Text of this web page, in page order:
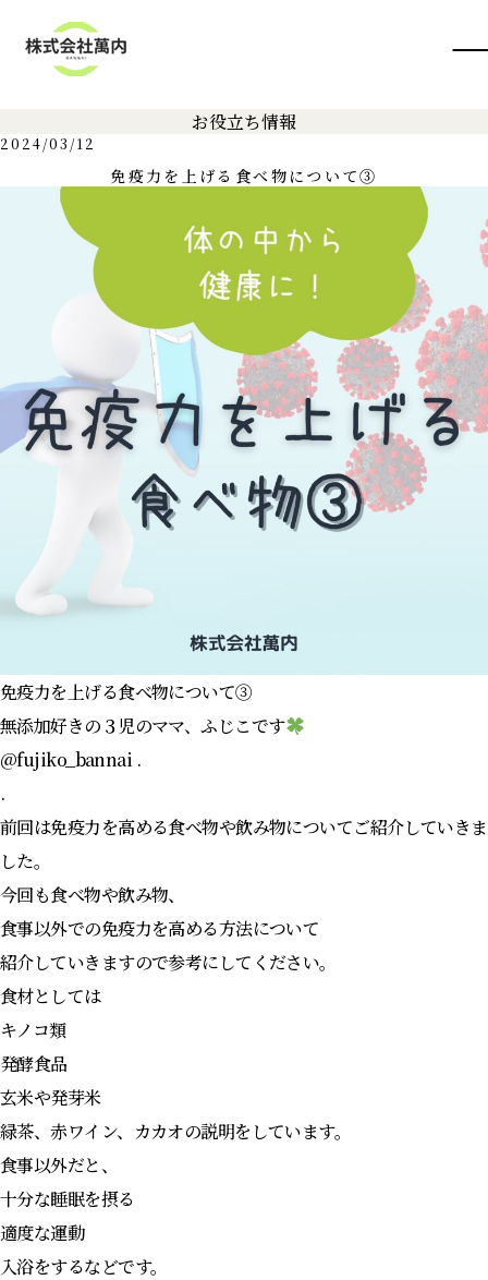
お役立ち情報
2024/03/12
免疫力を上げる食べ物について③
免疫力を上げる食べ物について③
無添加好きの３児のママ、ふじこです
@fujiko_bannai .
.
前回は免疫力を高める食べ物や飲み物についてご紹介していきま
した。
今回も食べ物や飲み物、
食事以外での免疫力を高める方法について
紹介していきますので参考にしてください。
食材としては
キノコ類
発酵食品
玄米や発芽米
緑茶、赤ワイン、カカオの説明をしています。
食事以外だと、
十分な睡眠を摂る
適度な運動
入浴をするなどです。